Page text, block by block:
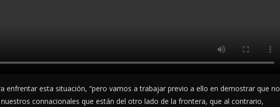
enfrentar esta situación, “pero vamos a trabajar previo a ello en demostrar que no
connacionales que están del otro lado de la frontera, que al contrario,